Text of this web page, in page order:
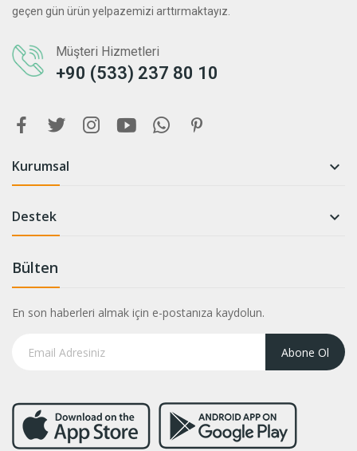
geçen gün ürün yelpazemizi arttırmaktayız.
Müşteri Hizmetleri
+90 (533) 237 80 10
Kurumsal 
Destek 
Bülten
En son haberleri almak için e-postanıza kaydolun.
Abone Ol